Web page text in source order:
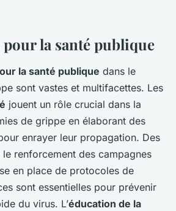
la santé publique
la santé publique dans le
sont vastes et multifacettes. Les
jouent un rôle crucial dans la
de grippe en élaborant des
enrayer leur propagation. Des
le renforcement des campagnes
en place de protocoles de
sont essentielles pour prévenir
du virus. L’éducation de la